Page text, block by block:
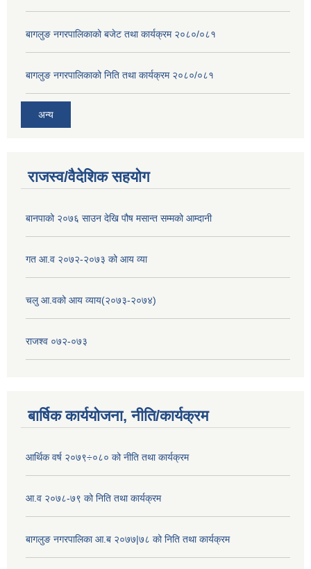
बागलुङ नगरपालिकाको बजेट तथा कार्यक्रम २०८०/०८१
बागलुङ नगरपालिकाको निति तथा कार्यक्रम २०८०/०८१
अन्य
राजस्व/वैदेशिक सहयोग
बानपाको २०७६ साउन देखि पौष मसान्त सम्मको आम्दानी
गत आ.व २०७२-२०७३ को आय व्या
चलु आ.वको आय व्याय(२०७३-२०७४)
राजश्व ०७२-०७३
बार्षिक कार्ययोजना, नीति/कार्यक्रम
आर्थिक वर्ष २०७९÷०८० को नीति तथा कार्यक्रम
आ.व २०७८-७९ को निति तथा कार्यक्रम
बागलुङ नगरपालिका आ.ब २०७७|७८ को निति तथा कार्यक्रम